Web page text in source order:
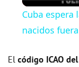
Cuba espera
nacidos
El código ICAO del